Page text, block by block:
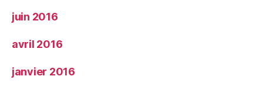
juin 2016
avril 2016
janvier 2016